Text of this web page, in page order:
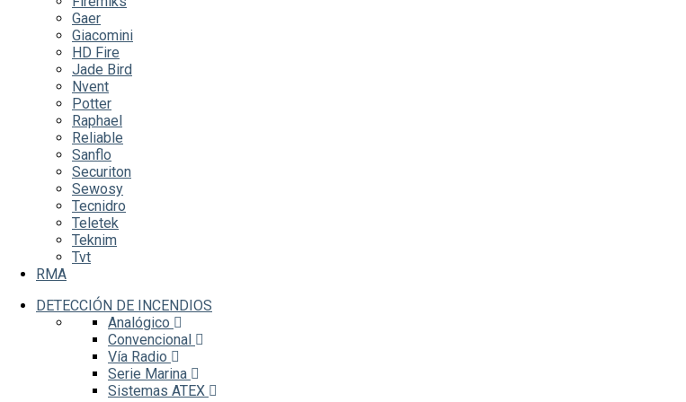
Gaer
Giacomini
HD Fire
Jade Bird
Nvent
Potter
Raphael
Reliable
Sanflo
Securiton
Sewosy
Tecnidro
Teletek
Teknim
Tvt
RMA
DETECCIÓN DE INCENDIOS
Analógico
Convencional
Vía Radio
Serie Marina
Sistemas ATEX